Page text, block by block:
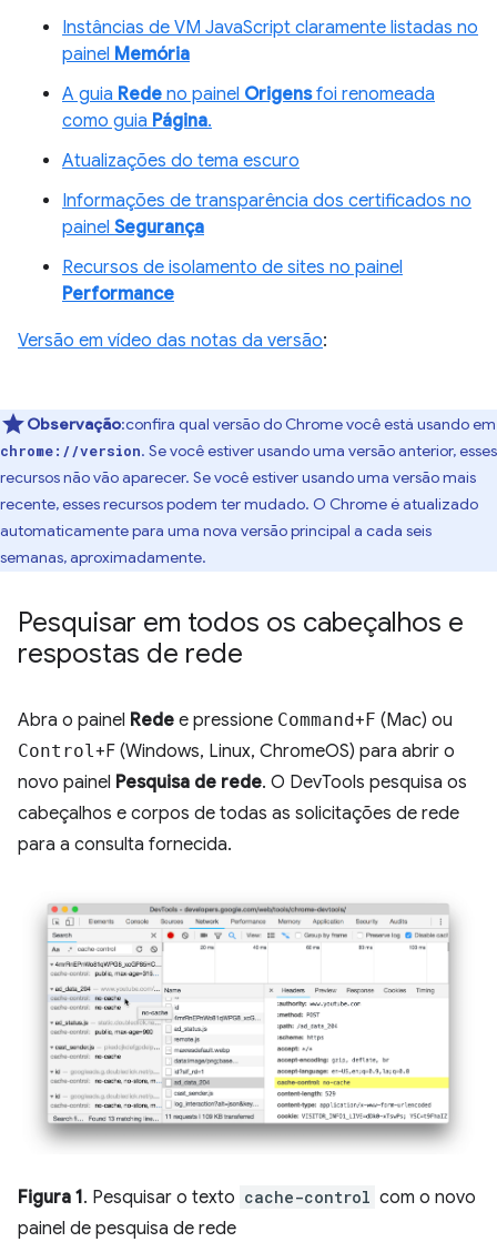
Instâncias de VM JavaScript claramente listadas no
painel Memória
A guia Rede no painel Origensfoi renomeada
como guia Página.
Atualizações do tema escuro
Informações de transparência dos certificados no
painel Segurança
Recursos de isolamento de sites no painel
Performance
Versão em vídeo das notas da versão:
Observação:confira qual versão do Chrome você está usando em
chrome://version. Se você estiver usando uma versão anterior, esses
recursos não vão aparecer. Se você estiver usando uma versão mais
recente, esses recursos podem ter mudado. O Chrome é atualizado
automaticamente para uma nova versão principal a cada seis
semanas, aproximadamente.
Pesquisar em todos os cabeçalhos e
respostas de rede
Abra o painel Rede e pressione Command+F (Mac) ou
Control+F (Windows, Linux, ChromeOS) para abrir o
novo painel Pesquisa de rede. O DevTools pesquisa os
cabeçalhos e corpos de todas as solicitações de rede
para a consulta fornecida.
Figura 1. Pesquisar o texto cache-control com o novo
painel de pesquisa de rede